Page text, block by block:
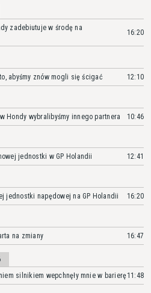
zadebiutuje w środę na
16:20
abyśmy znów mogli się ścigać 12:10
Hondy wybralibyśmy innego partnera 10:46
jednostki w GP Holandii 12:41
jednostki napędowej na GP Holandii 16:20
na zmiany 16:47
silnikiem wepchnęły mnie w barierę11:48